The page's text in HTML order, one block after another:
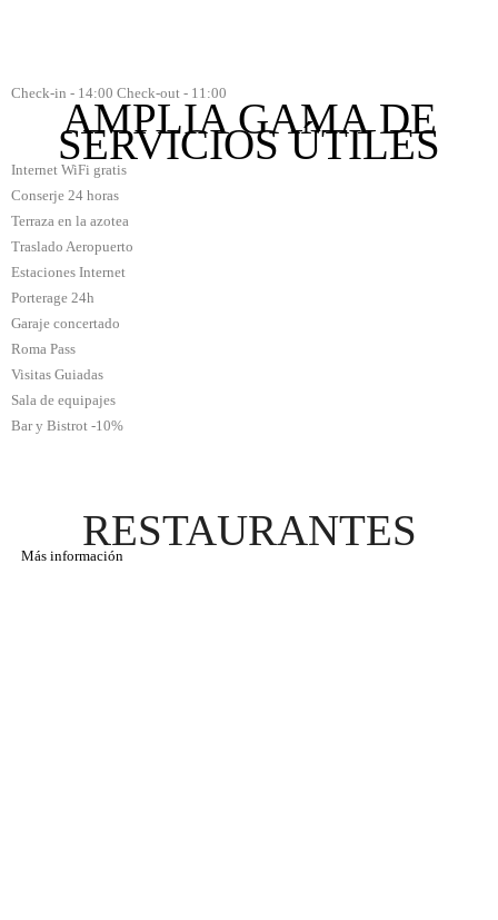
Check-in - 14:00 Check-out - 11:00
AMPLIA GAMA DE
SERVICIOS ÚTILES
Internet WiFi gratis
Conserje 24 horas
Terraza en la azotea
Traslado Aeropuerto
Estaciones Internet
Porterage 24h
Garaje concertado
Roma Pass
Visitas Guiadas
Sala de equipajes
Bar y Bistrot -10%
RESTAURANTES
Más información